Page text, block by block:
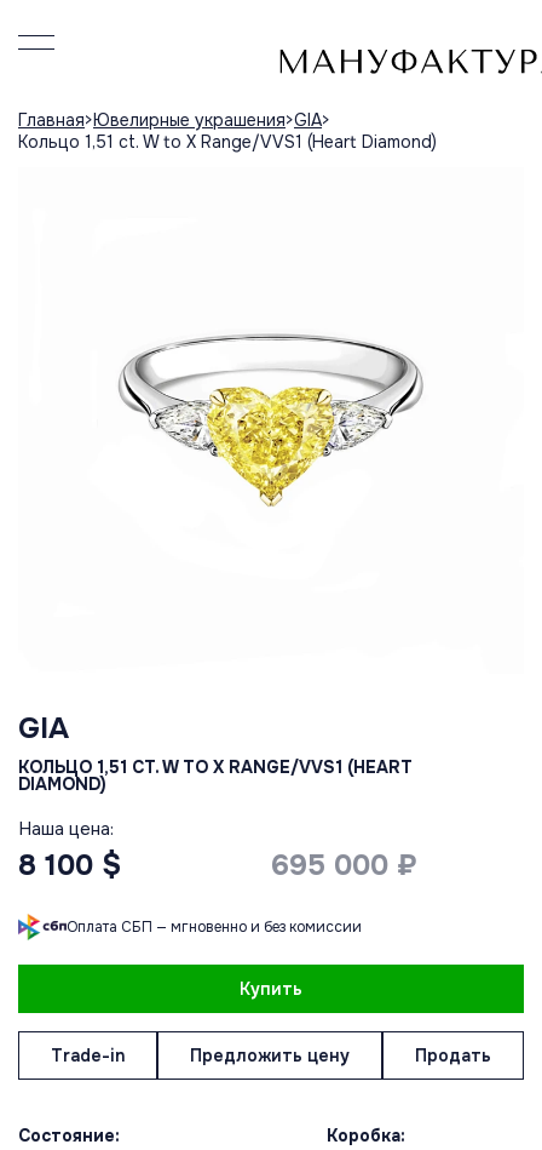
Главная Ювелирные украшения GIA
Кольцо 1,51 ct. W to X Range/VVS1 (Heart Diamond)
GIA
КОЛЬЦО 1,51 CT. W TO X RANGE/VVS1 (HEART
DIAMOND)
Наша цена:
8 100 $ 695 000 ₽
Оплата СБП — мгновенно и без комиссии
Купить
Trade-in Предложить цену Продать
Состояние:
Коробка: